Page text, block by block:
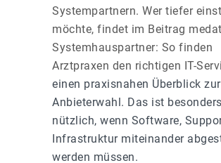
Systempartnern. Wer tiefer
möchte, findet im Beitrag
Systemhauspartner: So finden
Arztpraxen den richtigen IT-
einen praxisnahen Überblick zur
Anbieterwahl. Das ist besonders
nützlich, wenn Software,
Infrastruktur miteinander
werden müssen.